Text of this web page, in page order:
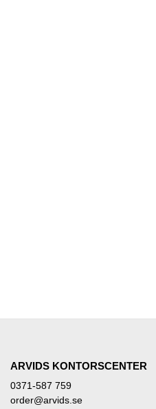
ARVIDS KONTORSCENTER
0371-587 759
order@arvids.se